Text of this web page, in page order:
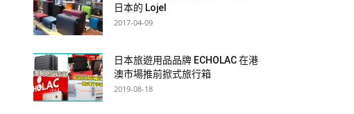
日本的 Lojel
2017-04-09
日本旅遊用品品牌 ECHOLAC 在港
澳市場推前掀式旅行箱
2019-08-18